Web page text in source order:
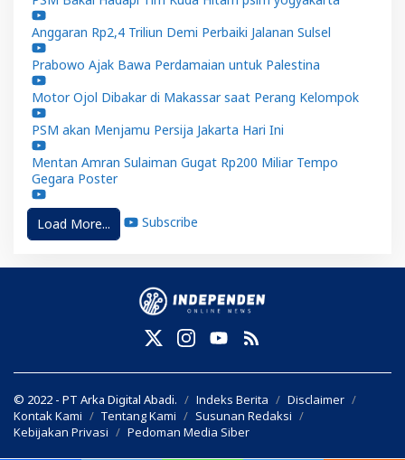
Anggaran Rp2,4 Triliun Demi Perbaiki Jalanan Sulsel
Prabowo Ajak Bawa Perdamaian untuk Palestina
Motor Ojol Dibakar di Makassar saat Perang Kelompok
PSM akan Menjamu Persija Jakarta Hari Ini
Mentan Amran Sulaiman Gugat Rp200 Miliar Tempo
Gegara Poster
Load More... Subscribe
© 2022 - PT Arka Digital Abadi. Indeks Berita
Disclaimer
Kontak Kami
Tentang Kami
Susunan Redaksi
Kebijakan Privasi
Pedoman Media Siber